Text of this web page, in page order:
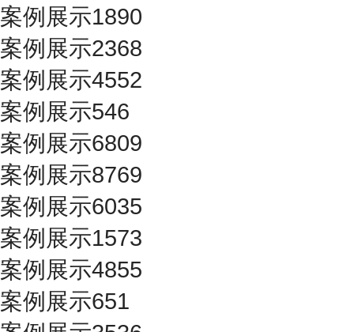
案例展示1890
案例展示2368
案例展示4552
案例展示546
案例展示6809
案例展示8769
案例展示6035
案例展示1573
案例展示4855
案例展示651